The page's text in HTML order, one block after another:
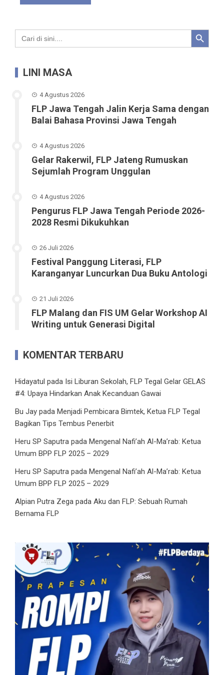
Search
for:
Search Button
LINI MASA
4 Agustus 2026
FLP Jawa Tengah Jalin Kerja Sama dengan
Balai Bahasa Provinsi Jawa Tengah
4 Agustus 2026
Gelar Rakerwil, FLP Jateng Rumuskan
Sejumlah Program Unggulan
4 Agustus 2026
Pengurus FLP Jawa Tengah Periode 2026-
2028 Resmi Dikukuhkan
26 Juli 2026
Festival Panggung Literasi, FLP
Karanganyar Luncurkan Dua Buku Antologi
21 Juli 2026
FLP Malang dan FIS UM Gelar Workshop AI
Writing untuk Generasi Digital
KOMENTAR TERBARU
Hidayatul pada Isi Liburan Sekolah, FLP Tegal Gelar GELAS
#4: Upaya Hindarkan Anak Kecanduan Gawai
Bu Jay pada Menjadi Pembicara Bimtek, Ketua FLP Tegal
Bagikan Tips Tembus Penerbit
Heru SP Saputra pada Mengenal Nafi’ah Al-Ma’rab: Ketua
Umum BPP FLP 2025 – 2029
Heru SP Saputra pada Mengenal Nafi’ah Al-Ma’rab: Ketua
Umum BPP FLP 2025 – 2029
Alpian Putra Zega pada Aku dan FLP: Sebuah Rumah
Bernama FLP